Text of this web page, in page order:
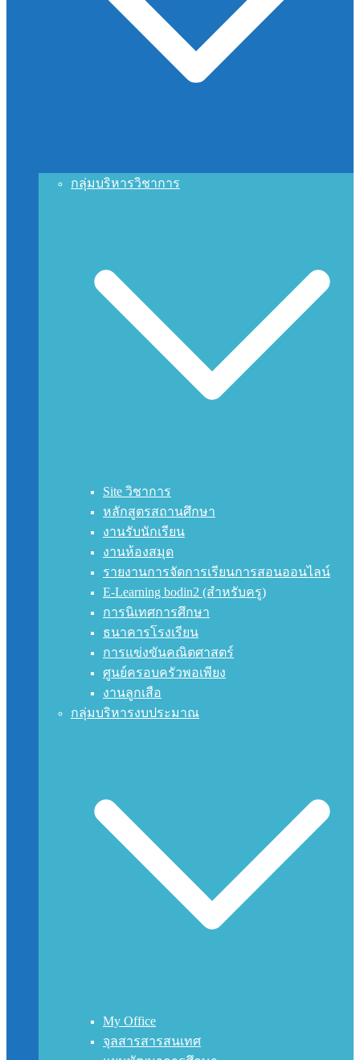
กลุ่มบริหารวิชาการ
Site วิชาการ
หลักสูตรสถานศึกษา
งานรับนักเรียน
งานห้องสมุด
รายงานการจัดการเรียนการสอนออนไลน์
E-Learning bodin2 (สำหรับครู)
การนิเทศการศึกษา
ธนาคารโรงเรียน
การแข่งขันคณิตศาสตร์
ศูนย์ครอบครัวพอเพียง
งานลูกเสือ
กลุ่มบริหารงบประมาณ
My Office
จุลสารสารสนเทศ